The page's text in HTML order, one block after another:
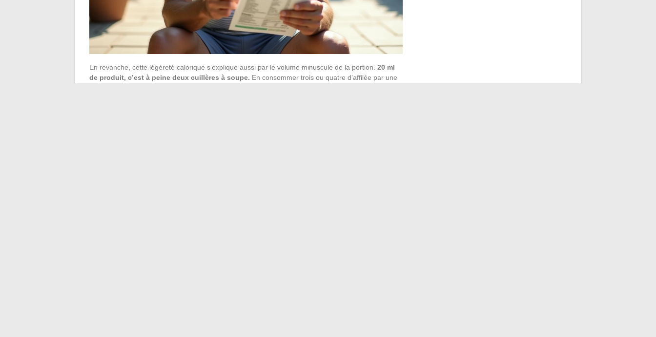
En revanche, cette légèreté calorique s’explique aussi par le volume minuscule de la portion. 20 ml
de produit, c’est à peine deux cuillères à soupe. En consommer trois ou quatre d’affilée par une